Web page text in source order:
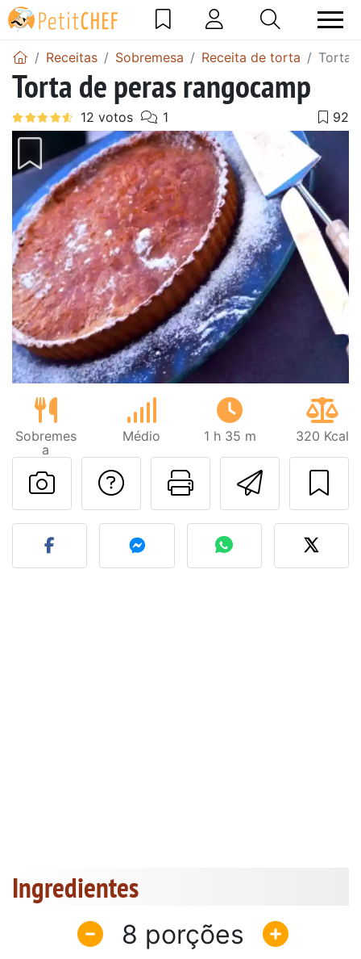
Receitas Sobremesa Receita de torta Torta
Torta de peras rangocamp
Sobremes
a
Médio 1 h 35 m 320 Kcal
Imprima
Falar com o autor
Fez esta receita?
Ingredientes
8